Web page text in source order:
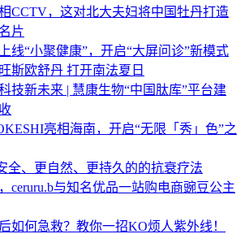
CCTV，这对北大夫妇将中国牡丹打造
片
线“小聚健康”，开启“大屏问诊”新模式
斯欧舒丹 打开南法夏日
技新未来 | 慧康生物“中国肽库”平台建
亮相海南，开启“无限「秀」色”之
全、更自然、更持久的的抗衰疗法
ceruru.b与知名优品一站购电商豌豆公主
如何急救？教你一招KO烦人紫外线！